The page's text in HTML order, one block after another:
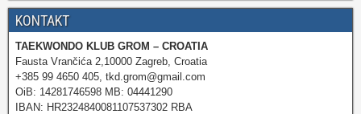
KONTAKT
TAEKWONDO KLUB GROM – CROATIA
Fausta Vrančića 2,10000 Zagreb, Croatia
+385 99 4650 405, tkd.grom@gmail.com
OiB: 14281746598 MB: 04441290
IBAN: HR2324840081107537302 RBA